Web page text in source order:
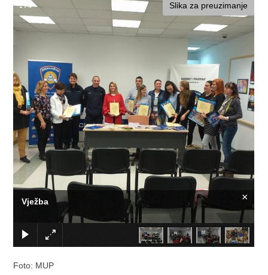
Vježba ×
Slika za preuzimanje
1/4
Foto: MUP